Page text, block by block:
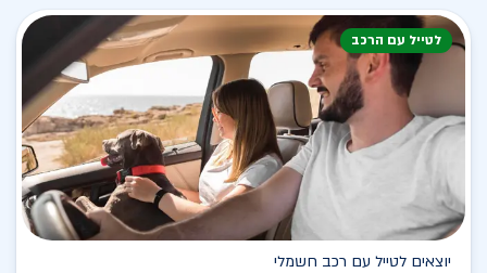
לטייל עם הרכב
יוצאים לטייל עם רכב חשמלי